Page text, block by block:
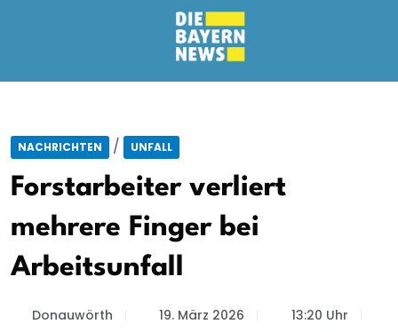
NACHRICHTEN / UNFALL
Forstarbeiter verliert
mehrere Finger bei
Arbeitsunfall
Donauwörth 19. März 2026 13:20 Uhr